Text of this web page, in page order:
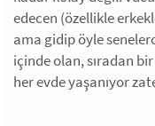
edecen (özellikle
ama gidip öyle
içinde olan, sıradan
her evde yaşanıyor